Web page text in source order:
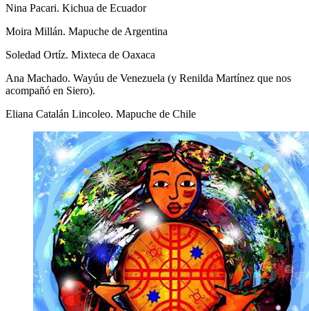
Nina Pacari. Kichua de Ecuador
Moira Millán. Mapuche de Argentina
Soledad Ortíz. Mixteca de Oaxaca
Ana Machado. Wayúu de Venezuela (y Renilda Martínez que nos
acompañó en Siero).
Eliana Catalán Lincoleo. Mapuche de Chile